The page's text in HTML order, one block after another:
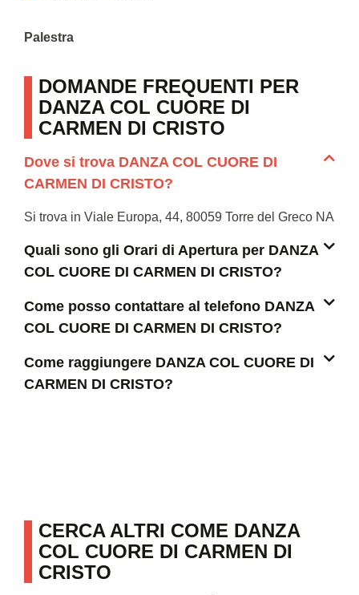
Palestra
DOMANDE FREQUENTI PER
DANZA COL CUORE DI
CARMEN DI CRISTO
Dove si trova DANZA COL CUORE DI
CARMEN DI CRISTO?
Si trova in Viale Europa, 44, 80059 Torre del Greco NA
Quali sono gli Orari di Apertura per DANZA
COL CUORE DI CARMEN DI CRISTO?
Come posso contattare al telefono DANZA
COL CUORE DI CARMEN DI CRISTO?
Come raggiungere DANZA COL CUORE DI
CARMEN DI CRISTO?
CERCA ALTRI COME DANZA
COL CUORE DI CARMEN DI
CRISTO